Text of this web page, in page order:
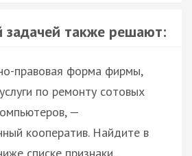
задачей также решают:
правовая форма фирмы,
по ремонту сотовых
—
кооператив. Найдите в
списке признаки,